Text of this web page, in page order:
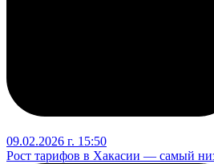
09.02.2026 г. 15:50
Рост тарифов в Хакасии — самый